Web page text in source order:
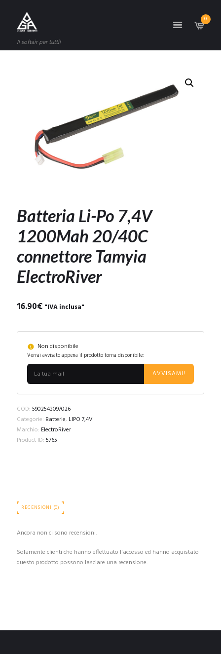
Il softair per tutti!
0
Batteria Li-Po 7,4V
1200Mah 20/40C
connettore Tamyia
ElectroRiver
16.90€ "IVA inclusa"
Non disponibile
Verrai avvisato appena il prodotto torna disponibile:
AVVISAMI!
COD: 5902543097026
Categorie: Batterie, LIPO 7,4V
Marchio: ElectroRiver
Product ID: 5765
RECENSIONI (0)
Ancora non ci sono recensioni.
Solamente clienti che hanno effettuato l'accesso ed hanno acquistato
questo prodotto possono lasciare una recensione.